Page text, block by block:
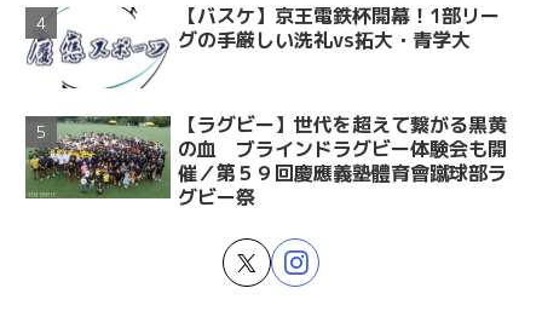
【バスケ】京王電鉄杯開幕！1部リー
グの手厳しい洗礼vs拓大・青学大
【ラグビー】世代を超えて繋がる黒黄
の血 ブラインドラグビー体験会も開
催／第５９回慶應義塾體育會蹴球部ラ
グビー祭